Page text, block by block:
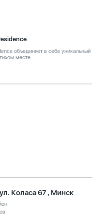
объединяет в себе
месте
Коласа 67 , Минск